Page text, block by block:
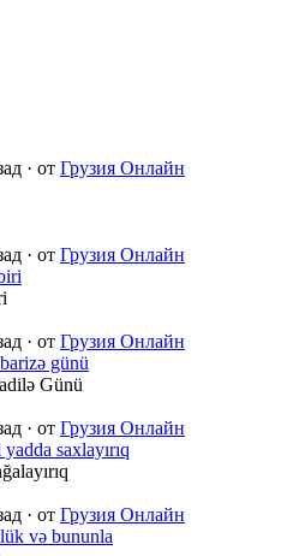
· от Грузия Онлайн
· от Грузия Онлайн
· от Грузия Онлайн
günü
Günü
· от Грузия Онлайн
saxlayırıq
· от Грузия Онлайн
və bununla